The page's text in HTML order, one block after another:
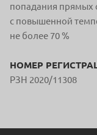
попадания прямых
с повышенной
не более 70 %
НОМЕР
РЗН 2020/11308